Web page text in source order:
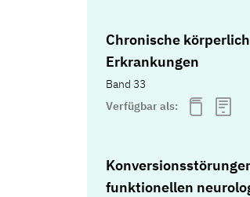
Chronische
Erkrankungen
Band 33
Verfügbar als:
funktionellen